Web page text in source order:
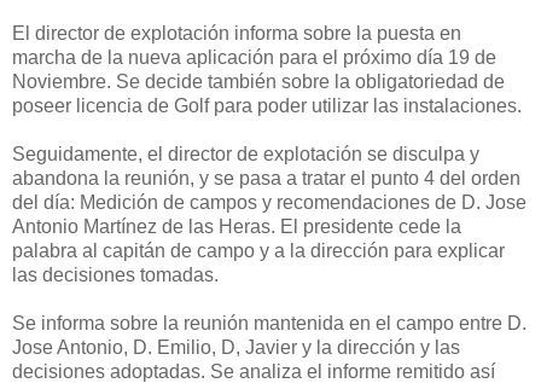
El director de explotación informa sobre la puesta en
marcha de la nueva aplicación para el próximo día 19 de
Noviembre. Se decide también sobre la obligatoriedad de
poseer licencia de Golf para poder utilizar las instalaciones.
Seguidamente, el director de explotación se disculpa y
abandona la reunión, y se pasa a tratar el punto 4 del orden
del día: Medición de campos y recomendaciones de D. Jose
Antonio Martínez de las Heras. El presidente cede la
palabra al capitán de campo y a la dirección para explicar
las decisiones tomadas.
Se informa sobre la reunión mantenida en el campo entre D.
Jose Antonio, D. Emilio, D, Javier y la dirección y las
decisiones adoptadas. Se analiza el informe remitido así